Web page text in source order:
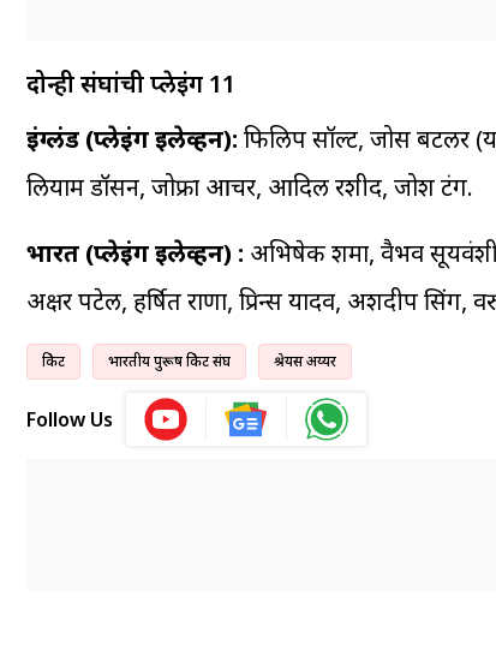
दोन्ही संघांची प्लेइंग 11
इंग्लंड (प्लेइंग इलेव्हन): फिलिप सॉल्ट, जोस बटलर
लियाम डॉसन, जोफ्रा आर्चर, आदिल रशीद, जोश टंग.
भारत (प्लेइंग इलेव्हन) : अभिषेक शर्मा, वैभव
अक्षर पटेल, हर्षित राणा, प्रिन्स यादव, अर्शदीप सिंग,
क्रिकेट भारतीय पुरूष क्रिकेट संघ श्रेयस अय्यर
Follow Us